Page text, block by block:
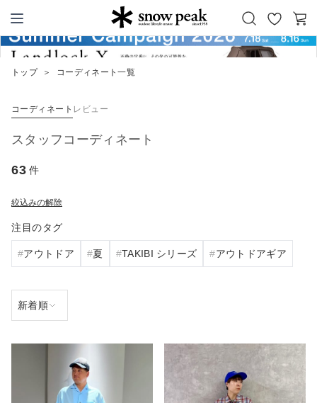
Snow Peak
お
気
カ
ー
トップ ＞ コーディネート一覧
コーディネート レビュー
スタッフコーディネート
63 件
絞込みの解除
注目のタグ
アウトドア 夏 TAKIBI シリーズ アウトドアギア